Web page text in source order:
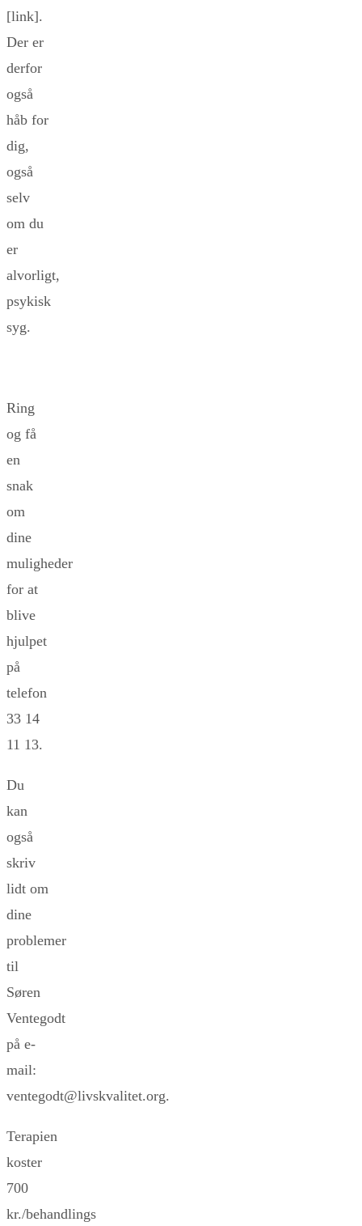
[link].
Der er
derfor
også
håb for
dig,
også
selv
om du
er
alvorligt,
psykisk
syg.
Ring
og få
en
snak
om
dine
muligheder
for at
blive
hjulpet
på
telefon
33 14
11 13.
Du
kan
også
skriv
lidt om
dine
problemer
til
Søren
Ventegodt
på e-
mail:
ventegodt@livskvalitet.org.
Terapien
koster
700
kr./behandlings